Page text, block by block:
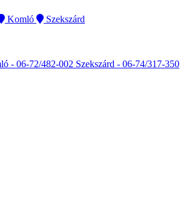
Komló
Szekszárd
- 06-72/482-002 Szekszárd - 06-74/317-350